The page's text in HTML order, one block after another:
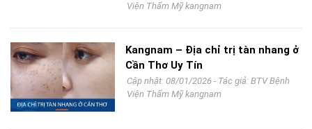
Viện Thẩm Mỹ kangnam
Kangnam – Địa chỉ trị tàn nhang ở
Cần Thơ Uy Tín
Cập nhật: 08/01/2026 - Tác giả: BTV Bệnh
Viện Thẩm Mỹ kangnam